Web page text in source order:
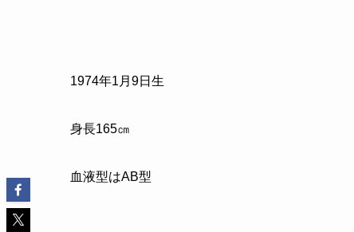
1974年1月9日生
身長165㎝
血液型はAB型